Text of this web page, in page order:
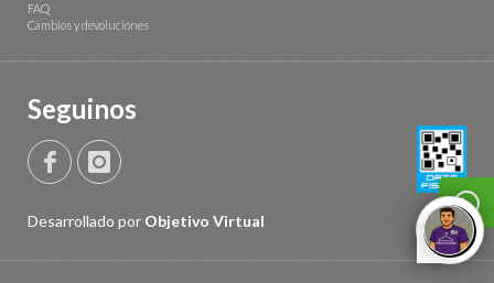
FAQ
Cambios y devoluciones
Seguinos
Desarrollado por Objetivo Virtual